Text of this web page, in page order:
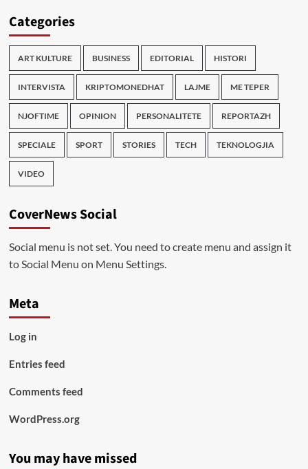
Categories
ART KULTURE BUSINESS EDITORIAL HISTORI
INTERVISTA KRIPTOMONEDHAT LAJME ME TEPER
NJOFTIME OPINION PERSONALITETE REPORTAZH
SPECIALE SPORT STORIES TECH TEKNOLOGJIA
VIDEO
CoverNews Social
Social menu is not set. You need to create menu and assign it
to Social Menu on Menu Settings.
Meta
Log in
Entries feed
Comments feed
WordPress.org
You may have missed